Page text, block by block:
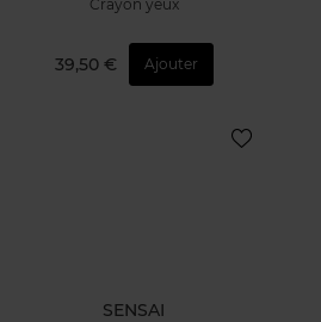
Crayon yeux
39,50 € Ajouter
SENSAI